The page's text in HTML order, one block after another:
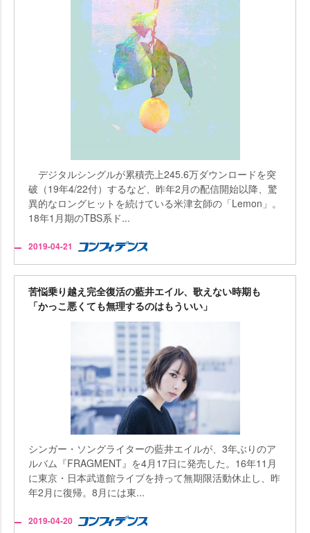
デジタルシングルが累積売上245.6万ダウンロードを突
破（19年4/22付）するなど、昨年2月の配信開始以降、驚
異的なロングヒットを続けている米津玄師の「Lemon」。
18年1月期のTBS系ド...
2019-04-21
苦悩乗り越え完全復活の藍井エイル、歌えない時期も
「かっこ悪くても無理するのはもういい」
シンガー・ソングライターの藍井エイルが、3年ぶりのア
ルバム『FRAGMENT』を4月17日に発売した。16年11月
に東京・日本武道館ライブを持って無期限活動休止し、昨
年2月に復帰。8月には東...
2019-04-20